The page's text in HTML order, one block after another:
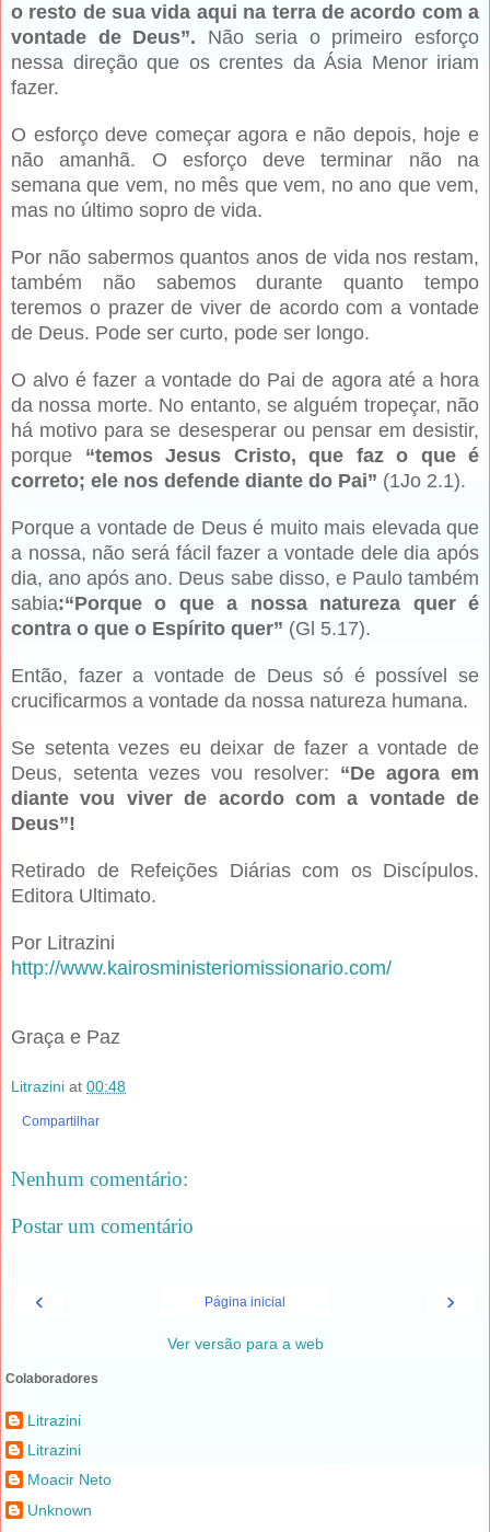
o resto de sua vida aqui na terra de acordo com a
vontade de Deus”. Não seria o primeiro esforço
nessa direção que os crentes da Ásia Menor iriam
fazer.
O esforço deve começar agora e não depois, hoje e
não amanhã. O esforço deve terminar não na
semana que vem, no mês que vem, no ano que vem,
mas no último sopro de vida.
Por não sabermos quantos anos de vida nos restam,
também não sabemos durante quanto tempo
teremos o prazer de viver de acordo com a vontade
de Deus. Pode ser curto, pode ser longo.
O alvo é fazer a vontade do Pai de agora até a hora
da nossa morte. No entanto, se alguém tropeçar, não
há motivo para se desesperar ou pensar em desistir,
porque “temos Jesus Cristo, que faz o que é
correto; ele nos defende diante do Pai” (1Jo 2.1).
Porque a vontade de Deus é muito mais elevada que
a nossa, não será fácil fazer a vontade dele dia após
dia, ano após ano. Deus sabe disso, e Paulo também
sabia:“Porque o que a nossa natureza quer é
contra o que o Espírito quer” (Gl 5.17).
Então, fazer a vontade de Deus só é possível se
crucificarmos a vontade da nossa natureza humana.
Se setenta vezes eu deixar de fazer a vontade de
Deus, setenta vezes vou resolver: “De agora em
diante vou viver de acordo com a vontade de
Deus”!
Retirado de Refeições Diárias com os Discípulos.
Editora Ultimato.
Por Litrazini
http://www.kairosministeriomissionario.com/
Graça e Paz
Litrazini at 00:48
Compartilhar
Nenhum comentário:
Postar um comentário
‹ ›
Página inicial
Ver versão para a web
Colaboradores
Litrazini
Litrazini
Moacir Neto
Unknown